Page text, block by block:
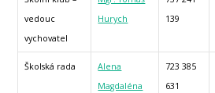
vedouc
vychovatel
Hurych
139
Školská rada
Alena
Magdaléna
723 385
631